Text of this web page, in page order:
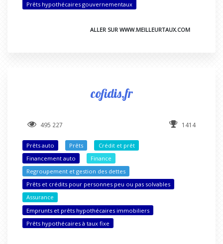
Prêts hypothécaires gouvernementaux
ALLER SUR WWW.MEILLEURTAUX.COM
cofidis.fr
495 227 1414
Prêts auto Prêts
Crédit et prêt
Financement auto
Finance
Regroupement et gestion des dettes
Prêts et crédits pour personnes peu ou pas solvables
Assurance
Emprunts et prêts hypothécaires immobiliers
Prêts hypothécaires à taux fixe